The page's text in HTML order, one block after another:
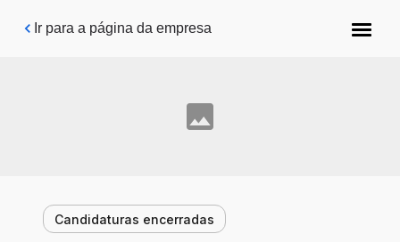
Pular para o conteúdo principal
Ir para a página da empresa
Candidaturas encerradas